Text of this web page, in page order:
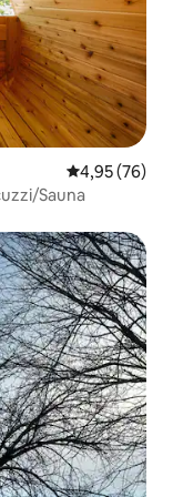
Note
4,95 (76)
Sauna
aimés